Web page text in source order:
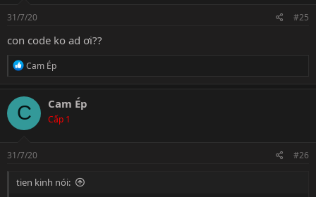
s
31/7/20 #25
con code ko ad ơi??
R
c
t
i
o
s
Cam Ép
C Cam Ép
Cấp 1
31/7/20 #26
tien kinh nói: